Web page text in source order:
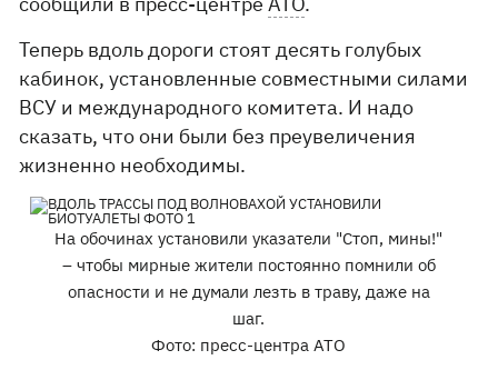
Теперь вдоль дороги стоят десять голубых
кабинок, установленные совместными силами
ВСУ и международного комитета. И надо
сказать, что они были без преувеличения
жизненно необходимы.
На обочинах установили указатели "Стоп, мины!"
– чтобы мирные жители постоянно помнили об
опасности и не думали лезть в траву, даже на
шаг.
Фото: пресс-центра АТО